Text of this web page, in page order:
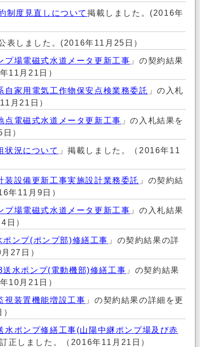
制度見直しについて掲載しました。(2016年
表しました。(2016年11月25日）
プ場電磁式水道メータ更新工事 」の契約結果
11月21日）
自家用電気工作物保安点検業務委託 」の入札
月21日）
点電磁式水道メータ更新工事 」の入札結果を
）
状況について 」掲載しました。（2016年11
装設備更新工事実施設計業務委託 」の契約結
年11月9日）
プ場電磁式水道メータ更新工事 」の入札結果
日）
ンプ(ポンプ部)修繕工事 」の契約結果の詳
27日）
水ポンプ(電動機部)修繕工事 」の契約結果
10月21日）
視装置機能増設工事 」の契約結果の詳細を更
水ポンプ修繕工事(山陽中継ポンプ場及び赤
正しました。（2016年11月21日）